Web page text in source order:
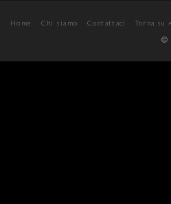
Home Chi siamo Contattaci
Torna su